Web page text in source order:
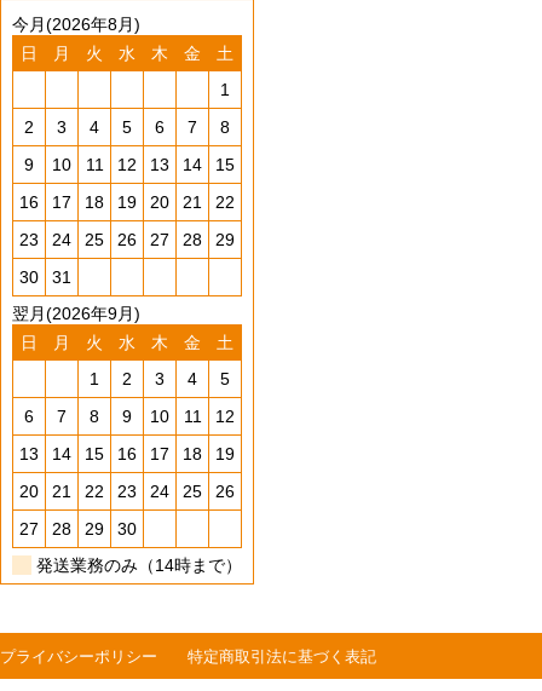
今月(2026年8月)
日
月 火 水 木 金
土
1
2
3 4 5 6 7
8
9
10 11 12 13 14
15
16
17 18 19 20 21
22
23
24 25 26 27 28
29
30
31
翌月(2026年9月)
日
月 火 水 木 金
土
1
2 3 4
5
6
7 8 9 10 11
12
13
14 15 16 17 18
19
20
21 22 23 24 25
26
27
28 29
30
発送業務のみ（14時まで）
プライバシーポリシー 特定商取引法に基づく表記